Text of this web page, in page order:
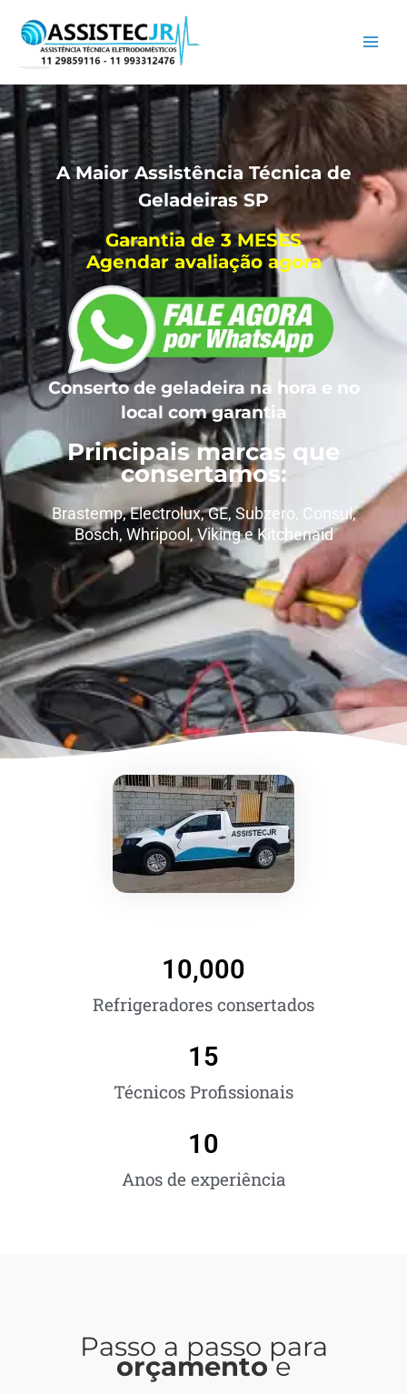
para
conteúdo
A Maior Assistência Técnica de
Geladeiras SP
Garantia de 3 MESES
Agendar avaliação agora
Conserto de geladeira na hora e no
local com garantia
Principais marcas que
consertamos:
Brastemp, Electrolux, GE, Subzero, Consul,
Bosch, Whripool, Viking eKitchenaid
Refrigeradores consertados
10,000
Técnicos Profissionais
15
Anos de experiência
10
Passo a passo para
orçamentoe